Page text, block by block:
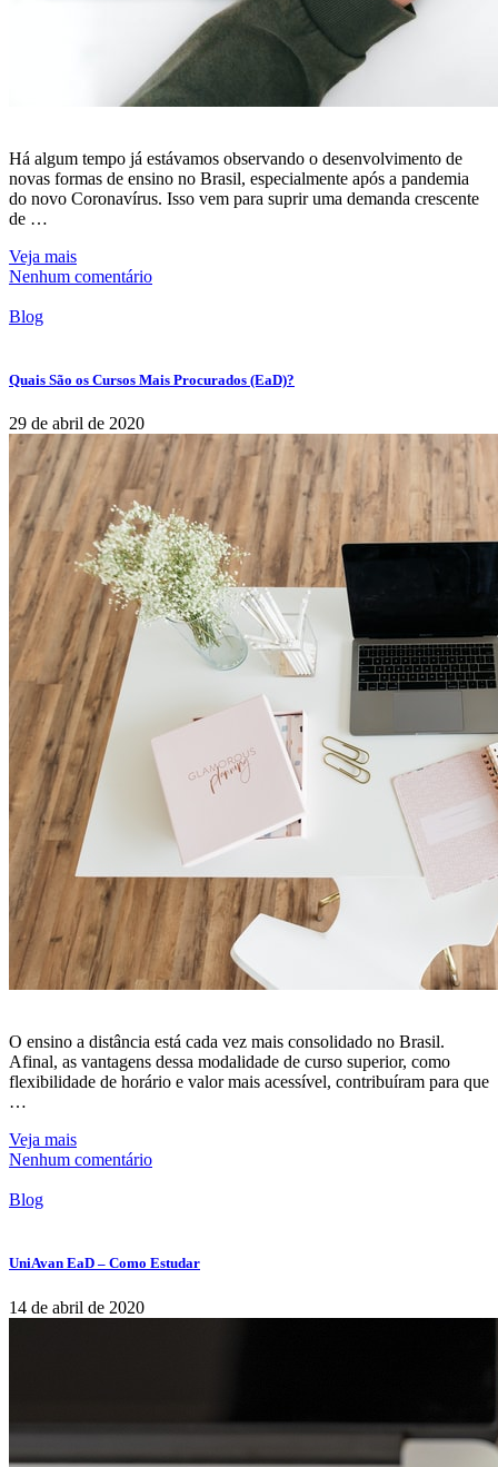
Há algum tempo já estávamos observando o desenvolvimento de
novas formas de ensino no Brasil, especialmente após a pandemia
do novo Coronavírus. Isso vem para suprir uma demanda crescente
de …
Veja mais
Nenhum comentário
Blog
Quais São os Cursos Mais Procurados (EaD)?
29 de abril de 2020
O ensino a distância está cada vez mais consolidado no Brasil.
Afinal, as vantagens dessa modalidade de curso superior, como
flexibilidade de horário e valor mais acessível, contribuíram para que
…
Veja mais
Nenhum comentário
Blog
UniAvan EaD – Como Estudar
14 de abril de 2020